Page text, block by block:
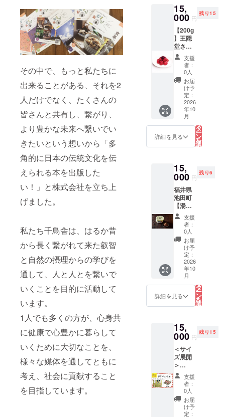
その中で、もっと私たちに
出来ることがある、それを2
人だけでなく、たくさんの
皆さんと共有し、繋がり、
より豊かな未来へ繋いでい
きたいという想いから「多
角的に日本の伝統文化を伝
えられる本を出版した
い！」と株式会社を立ち上
げました。
私たち千鳥舎は、はるか昔
から長く繋がれて来た叡智
と自然の摂理からの学びを
通して、人と人とを繋いで
いくことを目的に活動して
います。
1人でも多くの方が、心身共
に健康で心豊かに暮らして
いくために大切なことを、
様々な媒体を通してともに
考え、社会に貢献すること
を目指しています。
本
全額を
プロ
ジェク
ト実施
のため
に使わ
せてい
ただき
ます。
ありが
とうご
ざいま
すメッ
セージ
を送ら
せてい
ただき
15,
000 円
残り15
【200g
】王隠
堂さん
の「幻
の梅～
林州む
かし梅
干～昔
ながら
の塩と
紫蘇で
漬けた
梅干
し」 ◆
着色
料・甘
酸味
料・保
存料不
使用 ◆
賞味期
限：180
日 ◆内
容量：
200g ◆
原材
料：梅
（奈良
県）、
漬け原
材料(し
そ、食
塩) ◆塩
法：直
射日光
を避
け、常
温で保
存 ※直
射日光
により
変色す
ること
があり
ますの
支援
者：
0人
お届
け予
定：
2026
年10
月
詳細を見る
リ
タ
ー
ン
を
選
択
15,
000 円
残り6
福井県
池田町
【湯本
味噌・
特撰舞
650g】
福井県
産の大
豆と、
県内で
も人気
の高い
地元池
田町産
コシヒ
厳選の
天日塩
を使っ
た上質
なお味
噌で
す。 赤
みを帯
びた艶
のある
色合い
と、ま
支援
者：
0人
お届
け予
定：
2026
年10
月
詳細を見る
リ
タ
ー
ン
を
選
択
15,
000 円
残り15
＜サイ
ズ展開
＞
23cm/2
4cm/25
cm 株式
会社
コーベ
ヤ【ミ
支援
者：
0人
お届
け予
定：